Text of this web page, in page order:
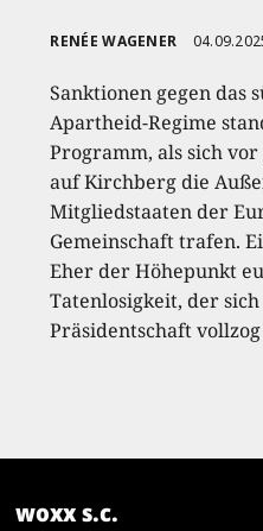
RENÉE WAGENER
Sanktionen gegen das
Apartheid-Regime
Programm, als sich
auf Kirchberg die
Mitgliedstaaten der
Gemeinschaft trafen.
Eher der Höhepunkt
Tatenlosigkeit, der
Präsidentschaft vollzog
woxx s.c.